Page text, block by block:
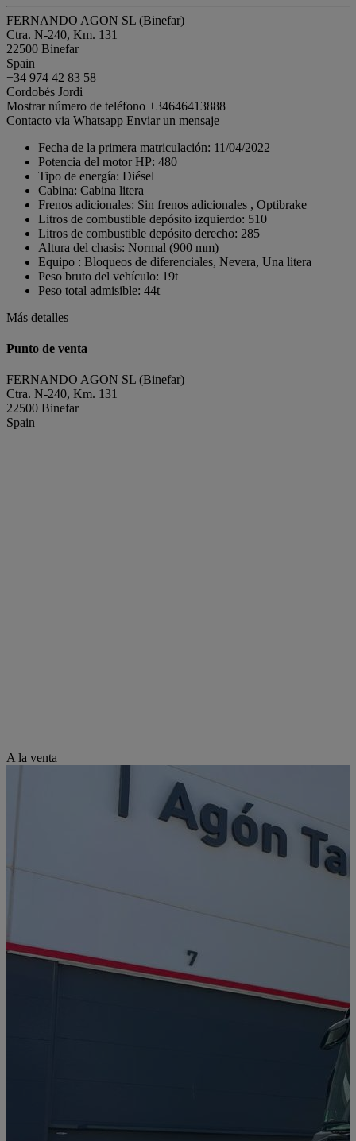
FERNANDO AGON SL (Binefar)
Ctra. N-240, Km. 131
22500 Binefar
Spain
+34 974 42 83 58
Cordobés Jordi
Mostrar número de teléfono +34646413888
Contacto via Whatsapp Enviar un mensaje
Fecha de la primera matriculación: 11/04/2022
Potencia del motor HP: 480
Tipo de energía: Diésel
Cabina: Cabina litera
Frenos adicionales: Sin frenos adicionales , Optibrake
Litros de combustible depósito izquierdo: 510
Litros de combustible depósito derecho: 285
Altura del chasis: Normal (900 mm)
Equipo : Bloqueos de diferenciales, Nevera, Una litera
Peso bruto del vehículo: 19t
Peso total admisible: 44t
Más detalles
Punto de venta
FERNANDO AGON SL (Binefar)
Ctra. N-240, Km. 131
22500 Binefar
Spain
A la venta